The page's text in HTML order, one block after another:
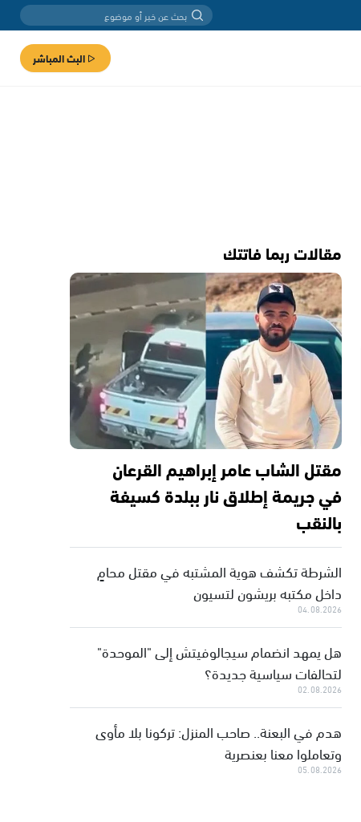
البث المباشر
مقالات ربما فاتتك
مقتل الشاب عامر إبراهيم القرعان
في جريمة إطلاق نار ببلدة كسيفة
بالنقب
الشرطة تكشف هوية المشتبه في مقتل محامٍ
داخل مكتبه بريشون لتسيون
04.08.2026
هل يمهد انضمام سيجالوفيتش إلى "الموحدة"
لتحالفات سياسية جديدة؟
02.08.2026
هدم في البعنة.. صاحب المنزل: تركونا بلا مأوى
وتعاملوا معنا بعنصرية
05.08.2026